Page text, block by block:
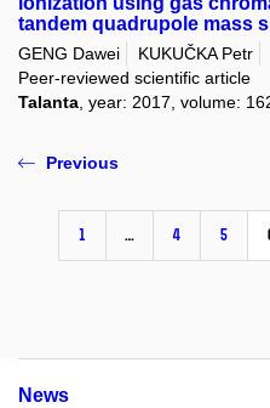
tandem quadrupole mass
GENG Dawei KUKUČKA Petr
Peer-reviewed scientific article
Talanta , year: 2017, volume:
Previous
1 … 4 5
News